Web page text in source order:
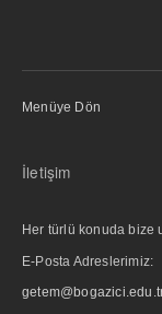
Menüye Dön
İletişim
Her türlü konuda bize
E-Posta Adreslerimiz: